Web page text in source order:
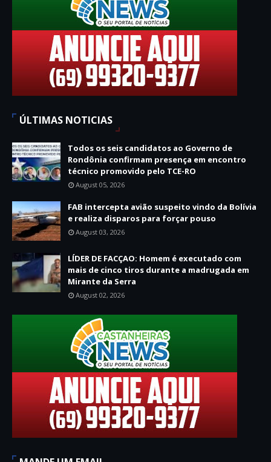
ÚLTIMAS NOTICIAS
Todos os seis candidatos ao Governo de
Rondônia confirmam presença em encontro
técnico promovido pelo TCE-RO
August 05, 2026
FAB intercepta avião suspeito vindo da Bolívia
e realiza disparos para forçar pouso
August 03, 2026
LÍDER DE FACÇAO: Homem é executado com
mais de cinco tiros durante a madrugada em
Mirante da Serra
August 02, 2026